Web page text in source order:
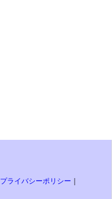
プライバシーポリシー